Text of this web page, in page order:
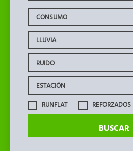
RUNFLAT REFORZADOS
BUSCAR